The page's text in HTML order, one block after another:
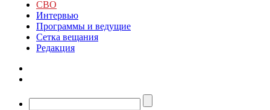
СВО
Интервью
Программы и ведущие
Сетка вещания
Редакция